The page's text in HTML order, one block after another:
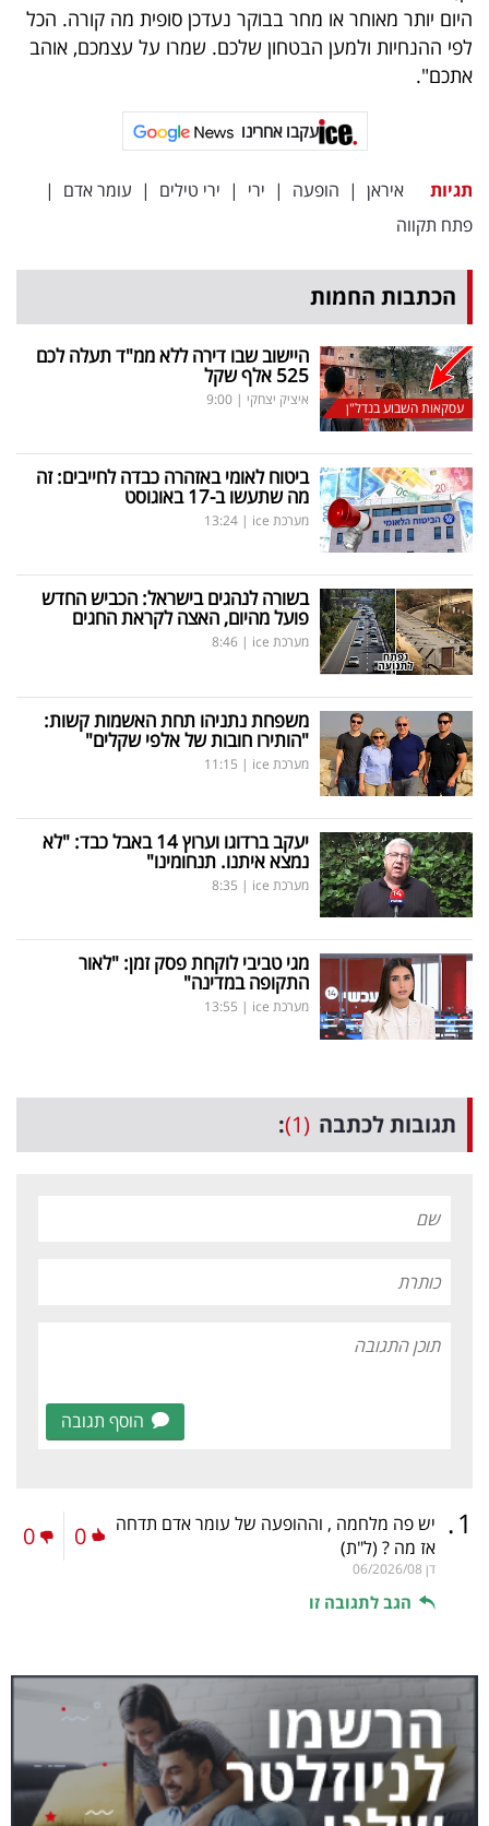
היום יותר מאוחר או מחר בבוקר נעדכן סופית מה קורה. הכל
לפי ההנחיות ולמען הבטחון שלכם. שמרו על עצמכם, אוהב
אתכם".
עקבו אחרינו
תגיות איראן | הופעה | ירי | ירי טילים | עומר אדם |
פתח תקווה
הכתבות החמות
עסקאות השבוע בנדל"ן
היישוב שבו דירה ללא ממ"ד תעלה לכם
525 אלף שקל
איציק יצחקי |
9:00
ביטוח לאומי באזהרה כבדה לחייבים: זה
מה שתעשו ב-17 באוגוסט
מערכת ice |
13:24
בשורה לנהגים בישראל: הכביש החדש
פועל מהיום, האצה לקראת החגים
מערכת ice |
8:46
משפחת נתניהו תחת האשמות קשות:
"הותירו חובות של אלפי שקלים"
מערכת ice |
11:15
יעקב ברדוגו וערוץ 14 באבל כבד: "לא
נמצא איתנו. תנחומינו"
מערכת ice |
8:35
מגי טביבי לוקחת פסק זמן: "לאור
התקופה במדינה"
מערכת ice |
13:55
תגובות לכתבה (1)
:
הוסף תגובה
1
. יש פה מלחמה , וההופעה של עומר אדם תדחה
אז מה ? (ל"ת)
דן 06/2026/08
הגב לתגובה זו
0
0